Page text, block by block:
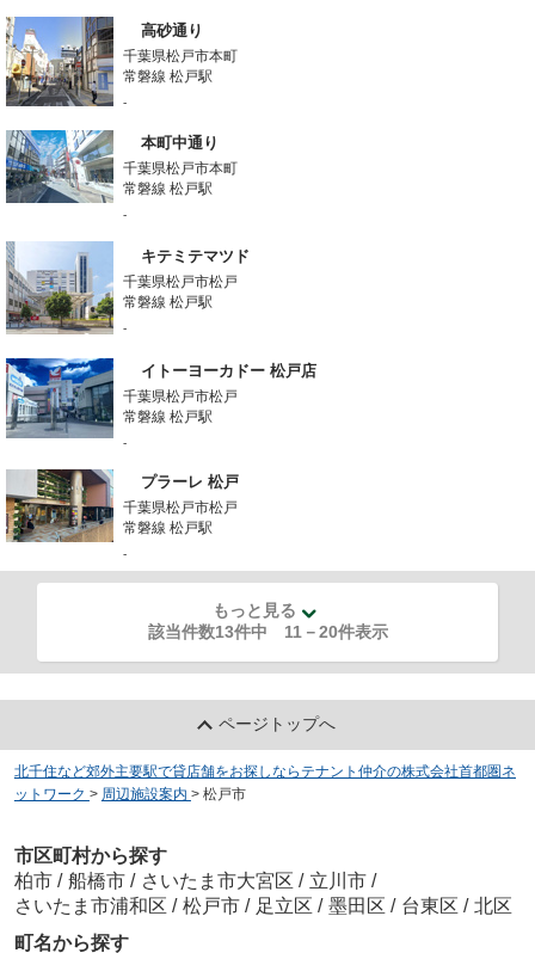
高砂通り
千葉県松戸市本町
常磐線 松戸駅
-
本町中通り
千葉県松戸市本町
常磐線 松戸駅
-
キテミテマツド
千葉県松戸市松戸
常磐線 松戸駅
-
イトーヨーカドー 松戸店
千葉県松戸市松戸
常磐線 松戸駅
-
プラーレ 松戸
千葉県松戸市松戸
常磐線 松戸駅
-
もっと見る
該当件数13件中 11 －20件表示
ページトップへ
北千住など郊外主要駅で貸店舗をお探しならテナント仲介の株式会社首都圏ネ
ットワーク > 周辺施設案内 > 松戸市
市区町村から探す
柏市 / 船橋市 / さいたま市大宮区 / 立川市 /
さいたま市浦和区 / 松戸市 / 足立区 / 墨田区 / 台東区 / 北区
町名から探す